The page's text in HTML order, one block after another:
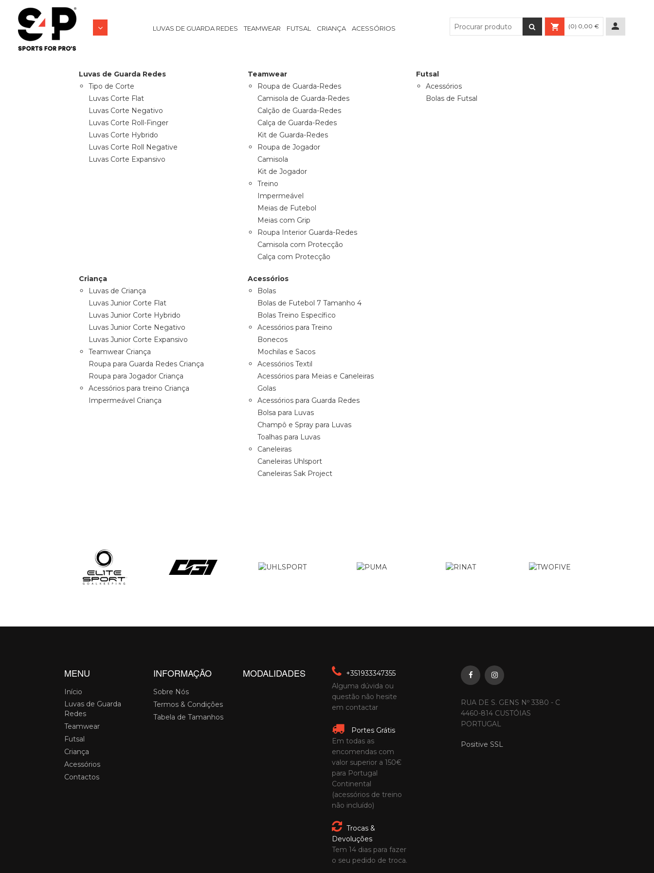
LUVAS DE GUARDA REDES TEAMWEAR FUTSAL CRIANÇA ACESSÓRIOS (0) 0,00 €
Luvas de Guarda Redes
Tipo de Corte
Luvas Corte Flat
Luvas Corte Negativo
Luvas Corte Roll-Finger
Luvas Corte Hybrido
Luvas Corte Roll Negative
Luvas Corte Expansivo
Teamwear
Roupa de Guarda-Redes
Camisola de Guarda-Redes
Calção de Guarda-Redes
Calça de Guarda-Redes
Kit de Guarda-Redes
Roupa de Jogador
Camisola
Kit de Jogador
Treino
Impermeável
Meias de Futebol
Meias com Grip
Roupa Interior Guarda-Redes
Camisola com Protecção
Calça com Protecção
Futsal
Acessórios
Bolas de Futsal
Criança
Luvas de Criança
Luvas Junior Corte Flat
Luvas Junior Corte Hybrido
Luvas Junior Corte Negativo
Luvas Junior Corte Expansivo
Teamwear Criança
Roupa para Guarda Redes Criança
Roupa para Jogador Criança
Acessórios para treino Criança
Impermeável Criança
Acessórios
Bolas
Bolas de Futebol 7 Tamanho 4
Bolas Treino Específico
Acessórios para Treino
Bonecos
Mochilas e Sacos
Acessórios Textil
Acessórios para Meias e Caneleiras
Golas
Acessórios para Guarda Redes
Bolsa para Luvas
Champô e Spray para Luvas
Toalhas para Luvas
Caneleiras
Caneleiras Uhlsport
Caneleiras Sak Project
MENU
Início
Luvas de Guarda
Redes
Teamwear
Futsal
Criança
Acessórios
Contactos
INFORMAÇÃO
Sobre Nós
Termos & Condições
Tabela de Tamanhos
MODALIDADES
+351933347355
Alguma dúvida ou
questão não hesite
em contactar
Portes Grátis
Em todas as
encomendas com
valor superior a 150€
para Portugal
Continental
(acessórios de treino
não incluído)
Trocas &
Devoluções
Tem 14 dias para fazer
o seu pedido de troca.
RUA DE S. GENS Nº 3380 - C
4460-814 CUSTÓIAS
PORTUGAL
Positive SSL